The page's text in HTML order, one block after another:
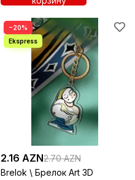
−20%
2.16 AZN2.70 AZN
Brelok \ Брелок Art 3D